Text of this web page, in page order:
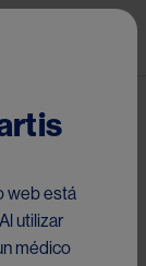
principal
matrícula
y el
a la
del código
web está
utilizar
médico